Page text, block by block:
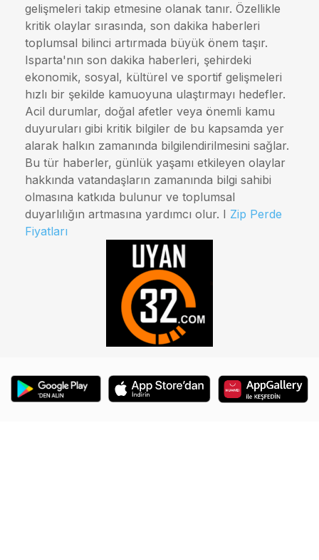
gelişmeleri takip etmesine olanak tanır. Özellikle
kritik olaylar sırasında, son dakika haberleri
toplumsal bilinci artırmada büyük önem taşır.
Isparta'nın son dakika haberleri, şehirdeki
ekonomik, sosyal, kültürel ve sportif gelişmeleri
hızlı bir şekilde kamuoyuna ulaştırmayı hedefler.
Acil durumlar, doğal afetler veya önemli kamu
duyuruları gibi kritik bilgiler de bu kapsamda yer
alarak halkın zamanında bilgilendirilmesini sağlar.
Bu tür haberler, günlük yaşamı etkileyen olaylar
hakkında vatandaşların zamanında bilgi sahibi
olmasına katkıda bulunur ve toplumsal
duyarlılığın artmasına yardımcı olur. I Zip Perde
Fiyatları